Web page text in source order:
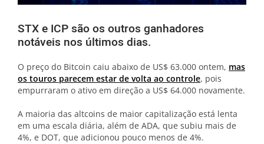
STX e ICP são os outros ganhadores
notáveis nos últimos dias.
O preço do Bitcoin caiu abaixo de US$ 63.000 ontem, mas
os touros parecem estar de volta ao controle, pois
empurraram o ativo em direção a US$ 64.000 novamente.
A maioria das altcoins de maior capitalização está lenta
em uma escala diária, além de ADA, que subiu mais de
4%, e DOT, que adicionou pouco menos de 4%.